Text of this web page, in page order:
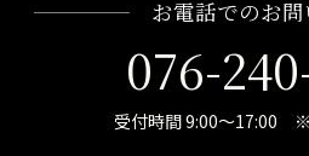
お電話でのお
076-
受付時間 9:00～17:00 ※